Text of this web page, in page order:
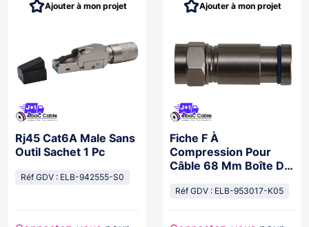
Rj45 Cat6A Male Sans
Outil Sachet 1 Pc
Réf GDV : ELB-942555-S0
Ajouter à mon projet
Fiche F À
Compression Pour
Câble 68 Mm Boîte De
Réf GDV : ELB-953017-K05
Ajouter à mon projet